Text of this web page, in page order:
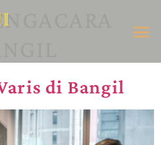
di Bangil